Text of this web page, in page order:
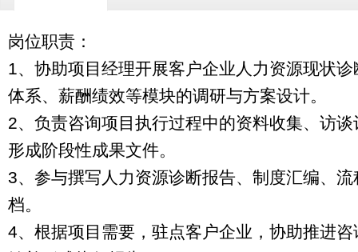
岗位职责：
1、协助项目经理开展客户企业人力资源现状
体系、薪酬绩效等模块的调研与方案设计。
2、负责咨询项目执行过程中的资料收集、访
形成阶段性成果文件。
3、参与撰写人力资源诊断报告、制度汇编、
档。
4、根据项目需要，驻点客户企业，协助推进